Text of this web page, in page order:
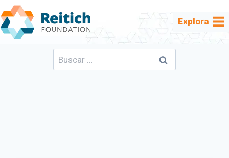
Saltar
al
contenido
Explora
Buscar: